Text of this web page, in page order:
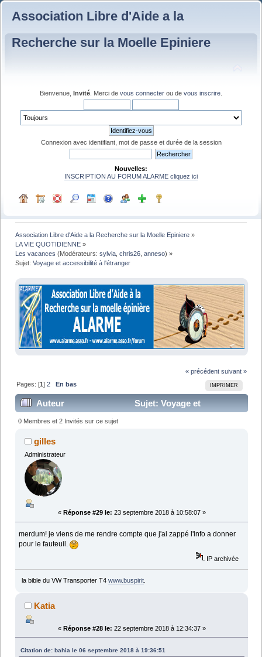
Association Libre d'Aide a la
Recherche sur la Moelle Epiniere
Bienvenue, Invité . Merci de vous connecter ou de vous inscrire
Connexion avec identifiant, mot de passe et durée de la session
Nouvelles:
INSCRIPTION AU FORUM ALARME cliquez ici
Association Libre d'Aide a la Recherche sur la Moelle Epiniere »
LA VIE QUOTIDIENNE »
Les vacances (Modérateurs:sylvia ,chris26 ,anneso) »
Sujet:Voyage et accessibilité à l'étranger
« précédent suivant »
IMPRIMER
Pages: [1]2 En bas
Auteur
Sujet: Voyage et
accessibilité à l'étranger (Lu 27152 fois)
0 Membres et 2 Invités sur ce sujet
gilles
Administrateur
« Réponse #29 le: 23 septembre 2018 à 10:58:07 »
merdum! je viens de me rendre compte que j'ai zappé l'info a donner
pour le fauteuil.
IP archivée
la bible du VW Transporter T4 www.buspirit.
Katia
« Réponse #28 le: 22 septembre 2018 à 12:34:37 »
Citation de: bahia le 06 septembre 2018 à 19:36:51